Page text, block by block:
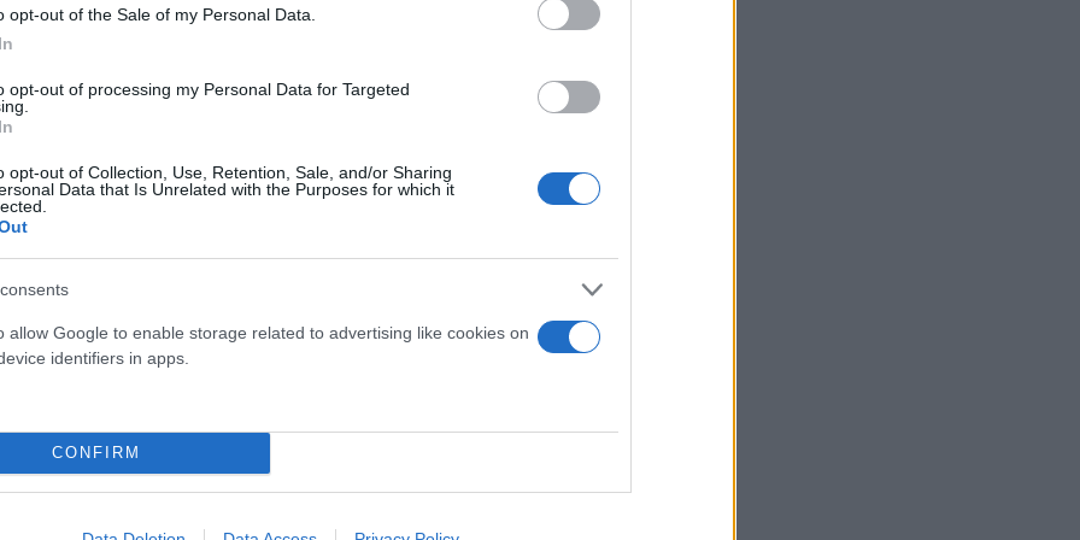
opt-out of the Sale of my Personal Data.
opt-out of processing my Personal Data for Targeted
opt-out of Collection, Use, Retention, Sale, and/or Sharing
Data that Is Unrelated with the Purposes for which it
allow Google to enable storage related to advertising like cookies on
identifiers in apps.
CONFIRM
επιχείρηση από την Υποδιεύθυνση Δίωξης και Εξιχνίασης
δύο εκ των δραστών και συγκεκριμένα ο 27χρονος και
στον Πειραιά και κατόπιν ενημέρωσης συνελήφθησαν
Κερατσινίου - Δραπετσώνας και του Τμήματος
ενώ τα οχήματα κατασχέθηκαν.
τους σε περιοχή των Χανίων από αστυνομικούς της
συνελήφθη και ο 21χρονος ενώ βρέθηκαν και
ευρώ, πλήθος ενδυμάτων, κινητά τηλέφωνα, 24
εκ των δραστών σε μια περίπτωση παραλαβής
για τη δράση τους». Μέρος των κοσμημάτων